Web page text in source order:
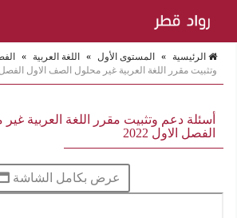
الرئيسية » المستوى الأول » اللغة العربية »
وتثبيت مقرر اللغة العربية غير محلول الصف الاول الفصل
أسئلة دعم وتثبيت مقرر اللغة العربية
الفصل الاول 2022
عرض بكامل الشاشة